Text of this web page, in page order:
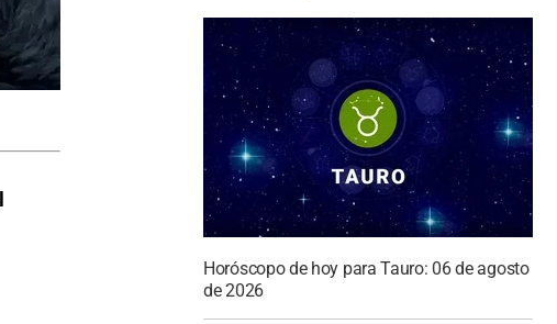
Horóscopo de hoy para Tauro: 06 de agosto
de 2026